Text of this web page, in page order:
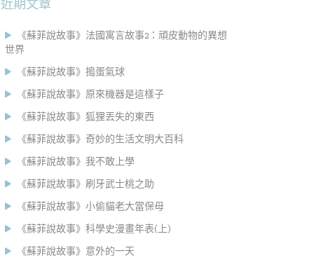
近期文章
《蘇菲說故事》法國寓言故事2：頑皮動物的異想
世界
《蘇菲說故事》搗蛋氣球
《蘇菲說故事》原來機器是這樣子
《蘇菲說故事》狐狸丟失的東西
《蘇菲說故事》奇妙的生活文明大百科
《蘇菲說故事》我不敢上學
《蘇菲說故事》刷牙武士桃之助
《蘇菲說故事》小偷貓老大當保母
《蘇菲說故事》科學史漫畫年表(上)
《蘇菲說故事》意外的一天